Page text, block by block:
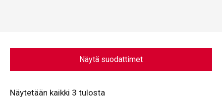
Näytä suodattimet
Näytetään kaikki 3 tulosta